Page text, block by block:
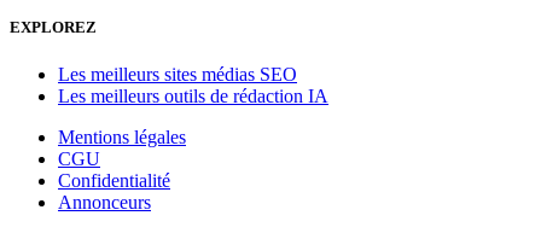
EXPLOREZ
Les meilleurs sites médias SEO
Les meilleurs outils de rédaction IA
Mentions légales
CGU
Confidentialité
Annonceurs